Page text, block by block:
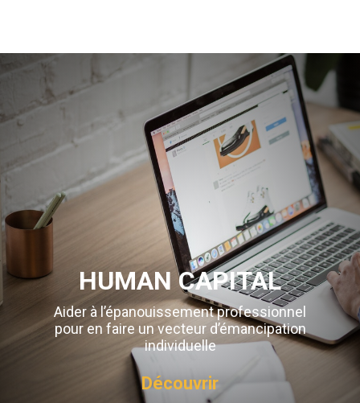
HUMAN CAPITAL
Aider à l’épanouissement professionnel
pour en faire un vecteur d’émancipation
individuelle
Découvrir